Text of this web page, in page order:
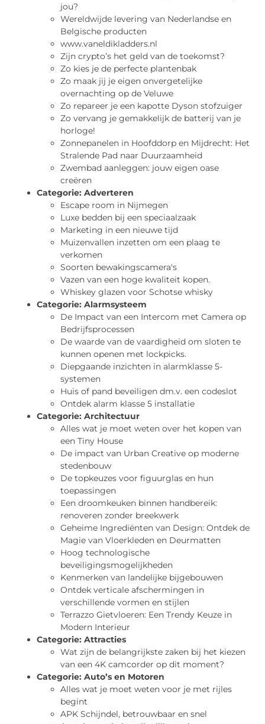
jou?
Wereldwijde levering van Nederlandse en
Belgische producten
www.vaneldikladders.nl
Zijn crypto’s het geld van de toekomst?
Zo kies je de perfecte plantenbak
Zo maak jij je eigen onvergetelijke
overnachting op de Veluwe
Zo repareer je een kapotte Dyson stofzuiger
Zo vervang je gemakkelijk de batterij van je
horloge!
Zonnepanelen in Hoofddorp en Mijdrecht: Het
Stralende Pad naar Duurzaamheid
Zwembad aanleggen: jouw eigen oase
creëren
Categorie: Adverteren
Escape room in Nijmegen
Luxe bedden bij een speciaalzaak
Marketing in een nieuwe tijd
Muizenvallen inzetten om een plaag te
verkomen
Soorten bewakingscamera's
Vazen van een hoge kwaliteit kopen.
Whiskey glazen voor Schotse whisky
Categorie: Alarmsysteem
De Impact van een Intercom met Camera op
Bedrijfsprocessen
De waarde van de vaardigheid om sloten te
kunnen openen met lockpicks.
Diepgaande inzichten in alarmklasse 5-
systemen
Huis of pand beveiligen dm.v. een codeslot
Ontdek alarm klasse 5 installatie
Categorie: Architectuur
Alles wat je moet weten over het kopen van
een Tiny House
De impact van Urban Creative op moderne
stedenbouw
De topkeuzes voor figuurglas en hun
toepassingen
Een droomkeuken binnen handbereik:
renoveren zonder breekwerk
Geheime Ingrediënten van Design: Ontdek de
Magie van Vloerkleden en Deurmatten
Hoog technologische
beveiligingsmogelijkheden
Kenmerken van landelijke bijgebouwen
Ontdek verticale afschermingen in
verschillende vormen en stijlen
Terrazzo Gietvloeren: Een Trendy Keuze in
Modern Interieur
Categorie: Attracties
Wat zijn de belangrijkste zaken bij het kiezen
van een 4K camcorder op dit moment?
Categorie: Auto’s en Motoren
Alles wat je moet weten voor je met rijles
begint
APK Schijndel, betrouwbaar en snel